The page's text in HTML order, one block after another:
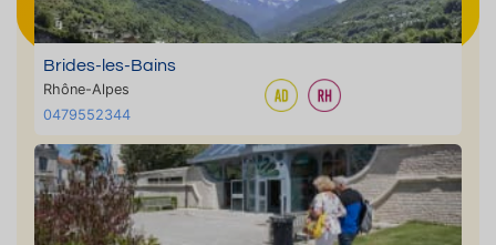
Brides-les-Bains
Rhône-Alpes
0479552344